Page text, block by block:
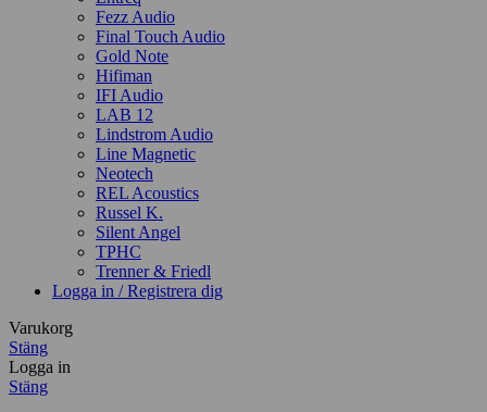
Fezz Audio
Final Touch Audio
Gold Note
Hifiman
IFI Audio
LAB 12
Lindstrom Audio
Line Magnetic
Neotech
REL Acoustics
Russel K.
Silent Angel
TPHC
Trenner & Friedl
Logga in / Registrera dig
Varukorg
Stäng
Logga in
Stäng